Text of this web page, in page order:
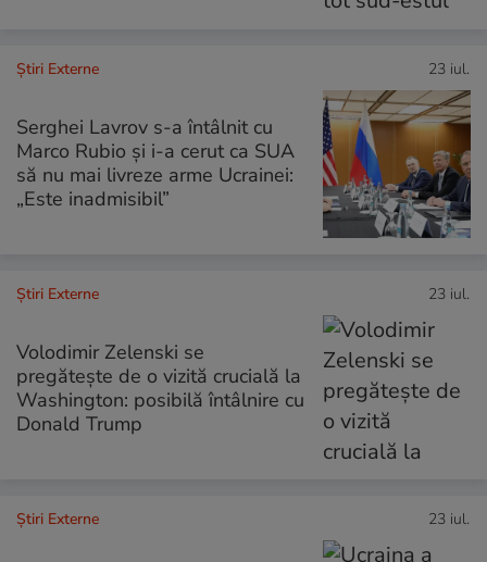
Știri Externe 23 iul.
Serghei Lavrov s-a întâlnit cu
Marco Rubio și i-a cerut ca SUA
să nu mai livreze arme Ucrainei:
„Este inadmisibil”
Știri Externe 23 iul.
Volodimir Zelenski se
pregătește de o vizită crucială la
Washington: posibilă întâlnire cu
Donald Trump
Știri Externe 23 iul.